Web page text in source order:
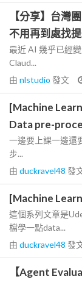
【分享】台灣
不用再到處找
最近 AI 幾乎已經
Claud...
由 nlstudio 發文
[Machine
Data pre-
一邊要上課一邊還
步...
由 duckravel48 發
[Machine
這個系列文章是
檔學一點data...
由 duckravel48 發
【Agent